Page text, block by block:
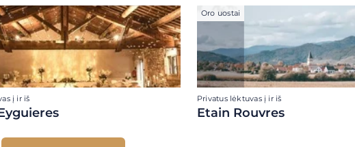
į ir iš
Oro uostai
Privatus lėktuvas į ir iš
Etain Rouvres